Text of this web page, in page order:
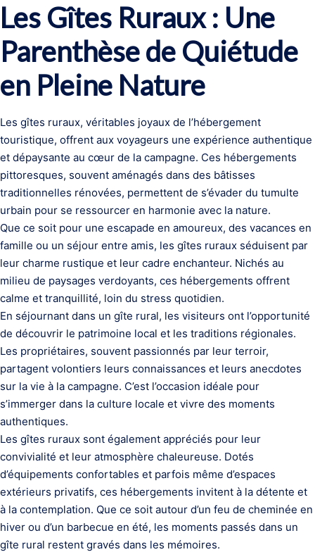
Les Gîtes Ruraux : Une
Parenthèse de Quiétude
en Pleine Nature
Les gîtes ruraux, véritables joyaux de l’hébergement
touristique, offrent aux voyageurs une expérience authentique
et dépaysante au cœur de la campagne. Ces hébergements
pittoresques, souvent aménagés dans des bâtisses
traditionnelles rénovées, permettent de s’évader du tumulte
urbain pour se ressourcer en harmonie avec la nature.
Que ce soit pour une escapade en amoureux, des vacances en
famille ou un séjour entre amis, les gîtes ruraux séduisent par
leur charme rustique et leur cadre enchanteur. Nichés au
milieu de paysages verdoyants, ces hébergements offrent
calme et tranquillité, loin du stress quotidien.
En séjournant dans un gîte rural, les visiteurs ont l’opportunité
de découvrir le patrimoine local et les traditions régionales.
Les propriétaires, souvent passionnés par leur terroir,
partagent volontiers leurs connaissances et leurs anecdotes
sur la vie à la campagne. C’est l’occasion idéale pour
s’immerger dans la culture locale et vivre des moments
authentiques.
Les gîtes ruraux sont également appréciés pour leur
convivialité et leur atmosphère chaleureuse. Dotés
d’équipements confortables et parfois même d’espaces
extérieurs privatifs, ces hébergements invitent à la détente et
à la contemplation. Que ce soit autour d’un feu de cheminée en
hiver ou d’un barbecue en été, les moments passés dans un
gîte rural restent gravés dans les mémoires.